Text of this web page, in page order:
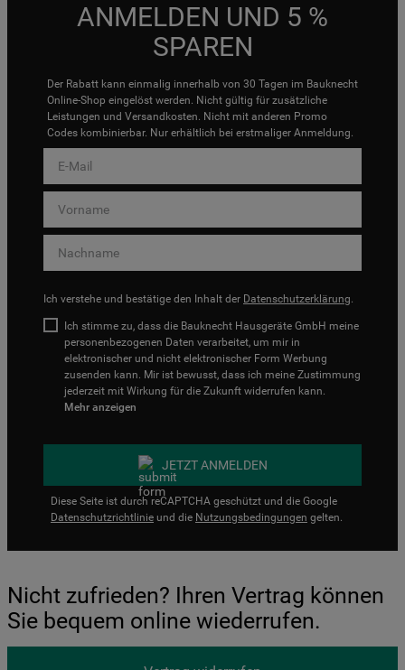
ANMELDEN UND 5 %
SPAREN
Der Rabatt kann einmalig innerhalb von 30 Tagen im Bauknecht
Online-Shop eingelöst werden. Nicht gültig für zusätzliche
Leistungen und Versandkosten. Nicht mit anderen Promo
Codes kombinierbar. Nur erhältlich bei erstmaliger Anmeldung.
Ich verstehe und bestätige den Inhalt der Datenschutzerklärung.
Ich stimme zu, dass die Bauknecht Hausgeräte GmbH meine
personenbezogenen Daten verarbeitet, um mir in
elektronischer und nicht elektronischer Form Werbung
zusenden kann. Mir ist bewusst, dass ich meine Zustimmung
jederzeit mit Wirkung für die Zukunft widerrufen kann.
Mehr anzeigen
JETZT ANMELDEN
Diese Seite ist durch reCAPTCHA geschützt und die Google
Datenschutzrichtlinie und die Nutzungsbedingungen gelten.
Nicht zufrieden? Ihren Vertrag können
Sie bequem online wiederrufen.